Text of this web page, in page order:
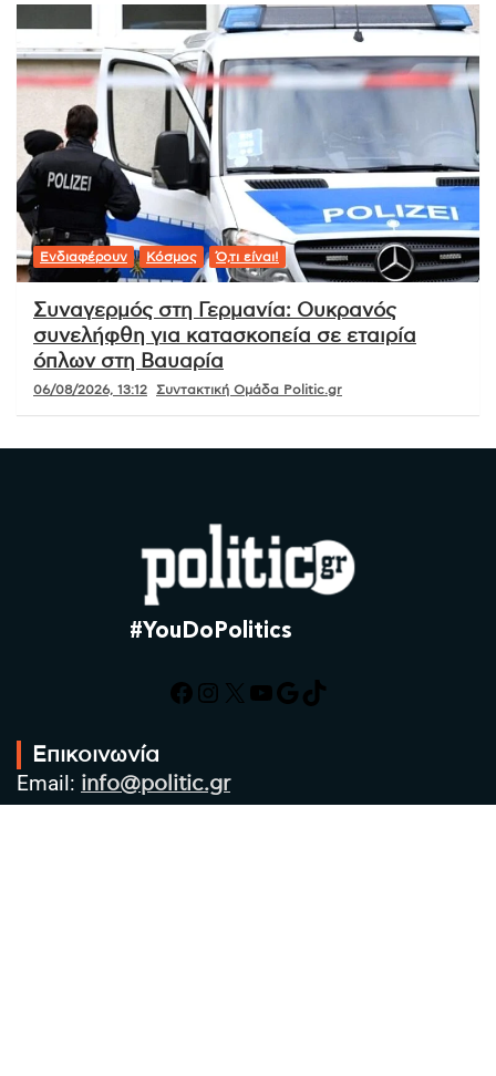
Ενδιαφέρουν Κόσμος Ό,τι είναι!
Συναγερμός στη Γερμανία: Ουκρανός
συνελήφθη για κατασκοπεία σε εταιρία
όπλων στη Βαυαρία
06/08/2026, 13:12 Συντακτική Ομάδα Politic.gr
#YouDoPolitics
Facebook
Instagram
X YouTube
Google
TikTok
Επικοινωνία
Email: info@politic.gr
Τηλ: